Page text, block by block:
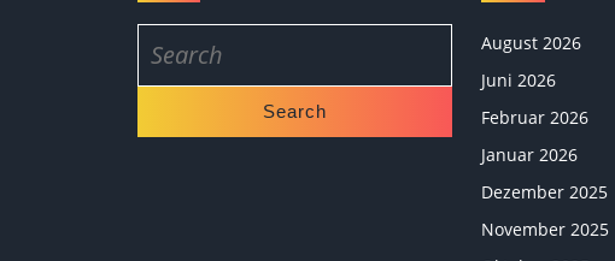
for:
August 2026
Juni 2026
Februar 2026
Januar 2026
Dezember 2025
November 2025